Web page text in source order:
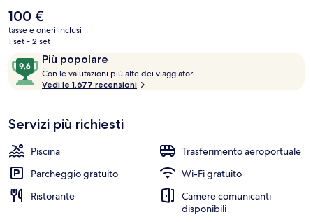
Il
prezzo
attuale
100 €
100 €
tasse e oneri inclusi
1 set - 2 set
RecensioniPiù popolare
9,6
su
10,
popolare
Con le valutazioni più alte dei viaggiatori
a
u
t
Vedi le 1.677 recensioni
Servizi più richiesti
Piscina
Trasferimento aeroportuale
Parcheggio gratuito
Wi-Fi gratuito
Ristorante
Camere comunicanti
disponibili